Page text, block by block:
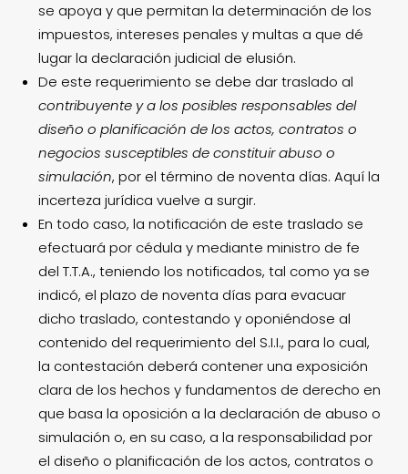
se apoya y que permitan la determinación de los
impuestos, intereses penales y multas a que dé
lugar la declaración judicial de elusión.
De este requerimiento se debe dar traslado al
contribuyente y a los posibles responsables del
diseño o planificación de los actos, contratos o
negocios susceptibles de constituir abuso o
simulación, por el término de noventa días. Aquí la
incerteza jurídica vuelve a surgir.
En todo caso, la notificación de este traslado se
efectuará por cédula y mediante ministro de fe
del T.T.A., teniendo los notificados, tal como ya se
indicó, el plazo de noventa días para evacuar
dicho traslado, contestando y oponiéndose al
contenido del requerimiento del S.I.I., para lo cual,
la contestación deberá contener una exposición
clara de los hechos y fundamentos de derecho en
que basa la oposición a la declaración de abuso o
simulación o, en su caso, a la responsabilidad por
el diseño o planificación de los actos, contratos o